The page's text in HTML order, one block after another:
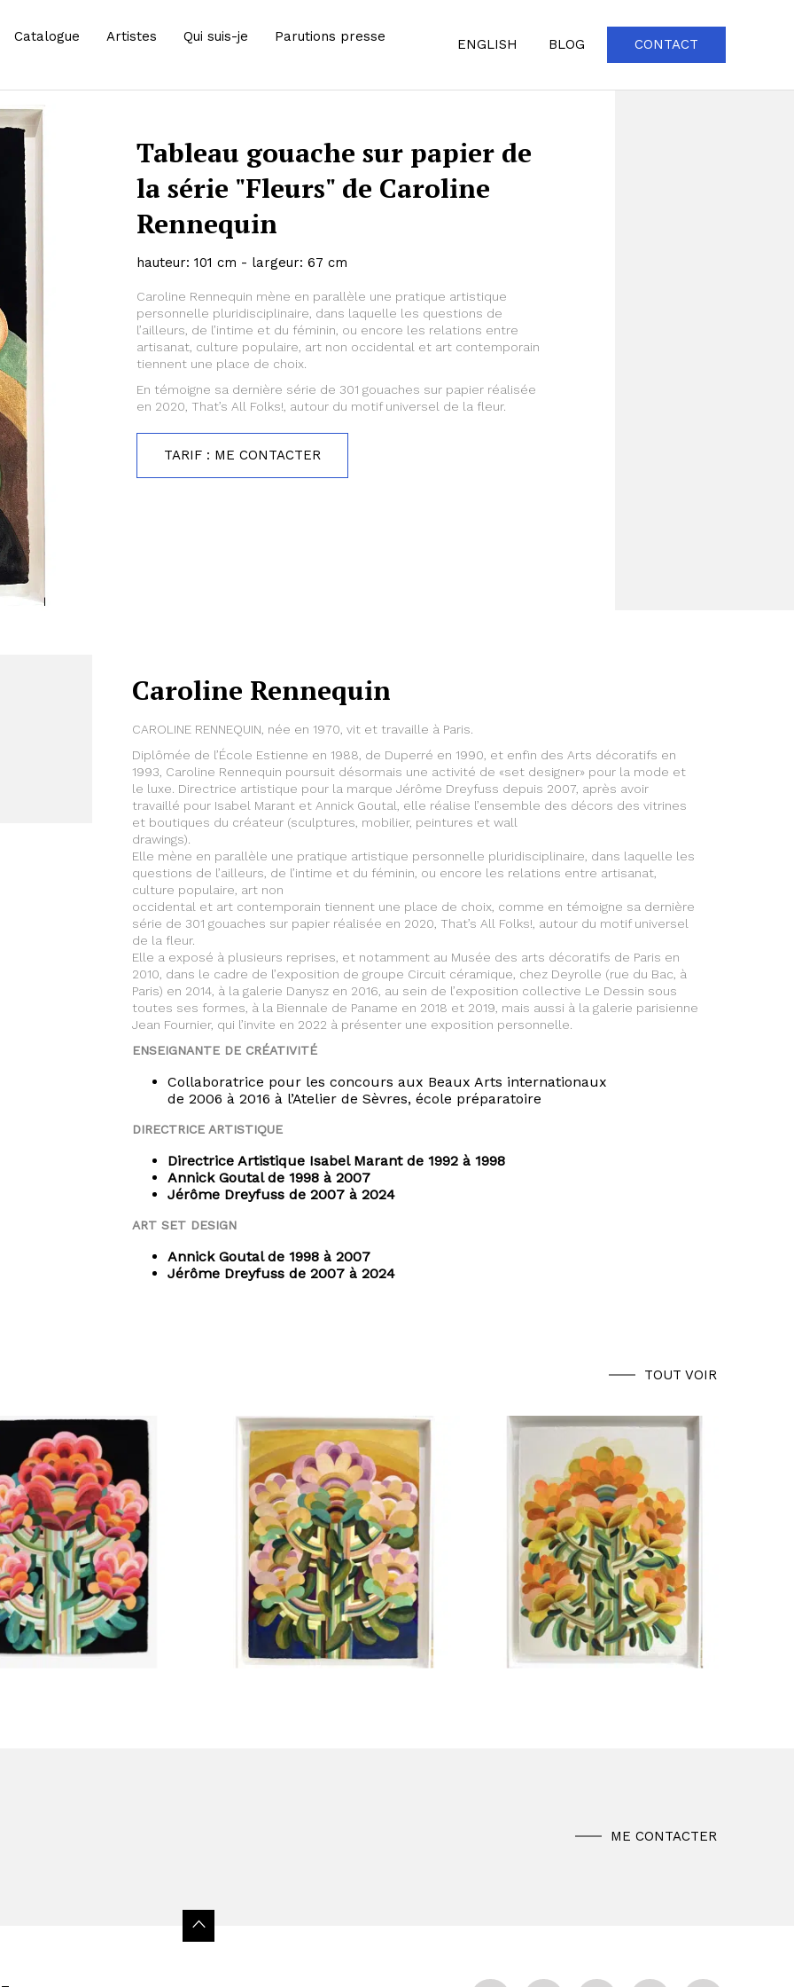
Catalogue Artistes Qui suis-je
Parutions presse
ENGLISH BLOG CONTACT
Tableau gouache sur papier de
la série "Fleurs" de Caroline
Rennequin
hauteur: 101 cm - largeur: 67 cm
Caroline Rennequin mène en parallèle une pratique artistique
personnelle pluridisciplinaire, dans laquelle les questions de
l’ailleurs, de l’intime et du féminin, ou encore les relations entre
artisanat, culture populaire, art non occidental et art contemporain
tiennent une place de choix.
En témoigne sa dernière série de 301 gouaches sur papier réalisée
en 2020, That’s All Folks!, autour du motif universel de la fleur.
TARIF : ME CONTACTER
Caroline Rennequin
CAROLINE RENNEQUIN, née en 1970, vit et travaille à Paris.
Diplômée de l’École Estienne en 1988, de Duperré en 1990, et enfin des Arts décoratifs en
1993, Caroline Rennequin poursuit désormais une activité de «set designer» pour la mode et
le luxe. Directrice artistique pour la marque Jérôme Dreyfuss depuis 2007, après avoir
travaillé pour Isabel Marant et Annick Goutal, elle réalise l’ensemble des décors des vitrines
et boutiques du créateur (sculptures, mobilier, peintures et wall
drawings).
Elle mène en parallèle une pratique artistique personnelle pluridisciplinaire, dans laquelle les
questions de l’ailleurs, de l’intime et du féminin, ou encore les relations entre artisanat,
culture populaire, art non
occidental et art contemporain tiennent une place de choix, comme en témoigne sa dernière
série de 301 gouaches sur papier réalisée en 2020, That’s All Folks!, autour du motif universel
de la fleur.
Elle a exposé à plusieurs reprises, et notamment au Musée des arts décoratifs de Paris en
2010, dans le cadre de l’exposition de groupe Circuit céramique, chez Deyrolle (rue du Bac, à
Paris) en 2014, à la galerie Danysz en 2016, au sein de l’exposition collective Le Dessin sous
toutes ses formes, à la Biennale de Paname en 2018 et 2019, mais aussi à la galerie parisienne
Jean Fournier, qui l’invite en 2022 à présenter une exposition personnelle.
ENSEIGNANTE DE CRÉATIVITÉ
Collaboratrice pour les concours aux Beaux Arts internationaux
de 2006 à 2016 à l’Atelier de Sèvres, école préparatoire
DIRECTRICE ARTISTIQUE
Directrice Artistique Isabel Marant de 1992 à 1998
Annick Goutal de 1998 à 2007
Jérôme Dreyfuss de 2007 à 2024
ART SET DESIGN
Annick Goutal de 1998 à 2007
Jérôme Dreyfuss de 2007 à 2024
TOUT VOIR
ME CONTACTER